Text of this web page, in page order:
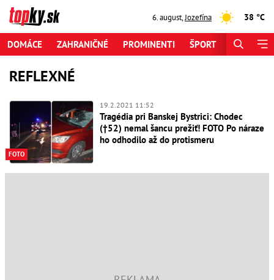
6. august,Jozefína 38 °C
DOMÁCE ZAHRANIČNÉ PROMINENTI ŠPORT
REFLEXNÉ
FOTO
19.2.2021 11:52
Tragédia pri Banskej Bystrici: Chodec
(†52) nemal šancu prežiť! FOTO Po náraze
ho odhodilo až do protismeru